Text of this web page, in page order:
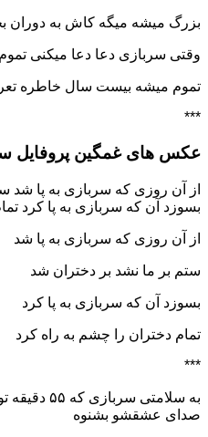
بزرگ میشه میگه کاش به دوران
وقتی سربازی دعا دعا میکنی
تموم میشه بیست سال خاطره
***
عکس های غمگین پروفایل
از آن روزی که سربازی به پا شد
بسوزد آن که سربازی به پا کرد
از آن روزی که سربازی به پا شد
ستم بر ما نشد بر دختران شد
بسوزد آن که سربازی به پا کرد
تمام دختران را چشم به راه کرد
***
صدای عشقشو بشنوه